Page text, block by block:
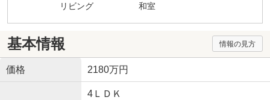
リビング 和室
基本情報 情報の見方
価格 2180万円
4ＬＤＫ